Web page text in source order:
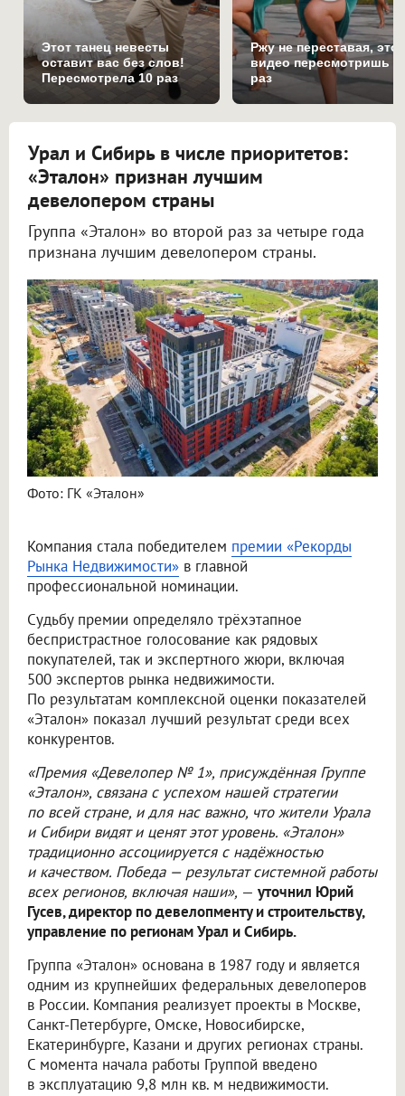
Этот танец невесты
оставит вас без слов!
Пересмотрела 10 раз
Ржу не переставая, это
видео пересмотришь
раз
Урал и Сибирь в числе приоритетов:
«Эталон» признан лучшим
девелопером страны
Группа «Эталон» во второй раз за четыре года
признана лучшим девелопером страны.
Фото: ГК «Эталон»
Компания стала победителем премии «Рекорды
Рынка Недвижимости» в главной
профессиональной номинации.
Судьбу премии определяло трёхэтапное
беспристрастное голосование как рядовых
покупателей, так и экспертного жюри, включая
500 экспертов рынка недвижимости.
По результатам комплексной оценки показателей
«Эталон» показал лучший результат среди всех
конкурентов.
«Премия «Девелопер № 1», присуждённая Группе
«Эталон», связана с успехом нашей стратегии
по всей стране, и для нас важно, что жители Урала
и Сибири видят и ценят этот уровень. «Эталон»
традиционно ассоциируется с надёжностью
и качеством. Победа — результат системной работы
всех регионов, включая наши», — уточнил Юрий
Гусев, директор по девелопменту и строительству,
управление по регионам Урал и Сибирь.
Группа «Эталон» основана в 1987 году и является
одним из крупнейших федеральных девелоперов
в России. Компания реализует проекты в Москве,
Санкт-Петербурге, Омске, Новосибирске,
Екатеринбурге, Казани и других регионах страны.
С момента начала работы Группой введено
в эксплуатацию 9,8 млн кв. м недвижимости.